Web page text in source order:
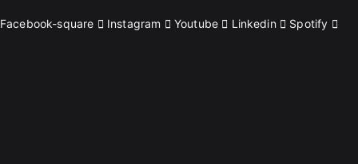
Facebook-square Instagram Youtube Linkedin Spotify